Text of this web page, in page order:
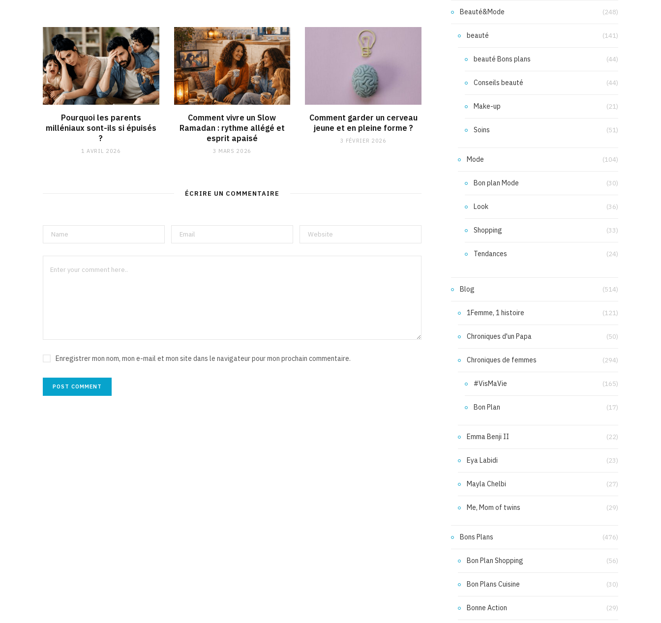
Pourquoi les parents
milléniaux sont-ils si épuisés
?
1 AVRIL 2026
Comment vivre un Slow
Ramadan : rythme allégé et
esprit apaisé
3 MARS 2026
Comment garder un cerveau
jeune et en pleine forme ?
3 FÉVRIER 2026
ÉCRIRE UN COMMENTAIRE
Enregistrer mon nom, mon e-mail et mon site dans le navigateur pour mon prochain commentaire.
Beauté&Mode (248)
beauté (141)
beauté Bons plans (44)
Conseils beauté (44)
Make-up (21)
Soins (51)
Mode (104)
Bon plan Mode (30)
Look (36)
Shopping (33)
Tendances (24)
Blog (514)
1Femme, 1 histoire (121)
Chroniques d'un Papa (50)
Chroniques de femmes (294)
#VisMaVie (165)
Bon Plan (17)
Emma Benji II (22)
Eya Labidi (23)
Mayla Chelbi (27)
Me, Mom of twins (29)
Bons Plans (476)
Bon Plan Shopping (56)
Bon Plans Cuisine (30)
Bonne Action (29)